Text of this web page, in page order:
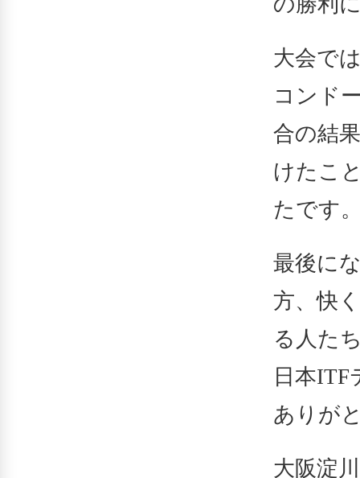
大会で
コンド
合の結
けたこ
たです
最後に
方、快
る人た
日本
ありが
大阪淀